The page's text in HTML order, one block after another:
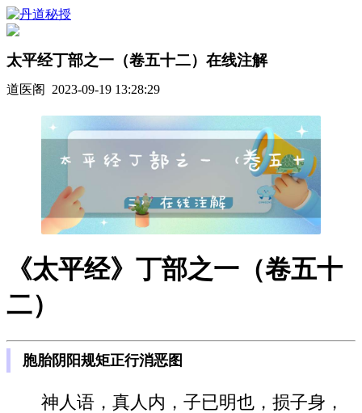
太平经丁部之一（卷五十二）在线注解
道医阁 2023-09-19 13:28:29
《太平经》丁部之一（卷五十
二）
胞胎阴阳规矩正行消恶图
神人语，真人内，子已明也，损子身，